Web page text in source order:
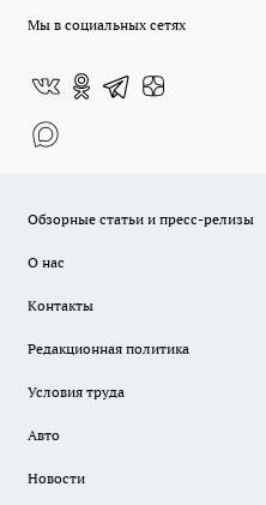
Мы в социальных сетях
Обзорные статьи и пресс-релизы
О нас
Контакты
Редакционная политика
Условия труда
Авто
Новости